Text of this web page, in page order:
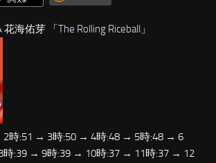
海佑芽 「 The Rolling Riceball 」
時:51 → 3時:50 → 4時:48 → 5時:48 → 6
:39 → 9時:39 → 10時:37 → 11時:37 → 12